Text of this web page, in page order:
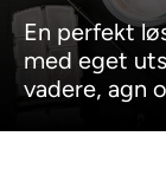
En perfekt
med eget
vadere, agn